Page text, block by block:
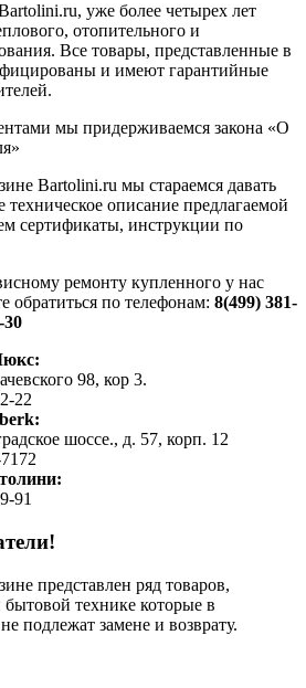
уже более четырех лет
отопительного и
Все товары, представленные в
и имеют гарантийные
мы придерживаемся закона «О
Bartolini.ru мы стараемся давать
описание предлагаемой
сертификаты, инструкции по
ремонту купленного у нас
обратиться по телефонам: 8(499) 381-
30
98, кор 3.
22
шоссе., д. 57, корп. 12
91
представлен ряд товаров,
технике которые в
подлежат замене и возврату.